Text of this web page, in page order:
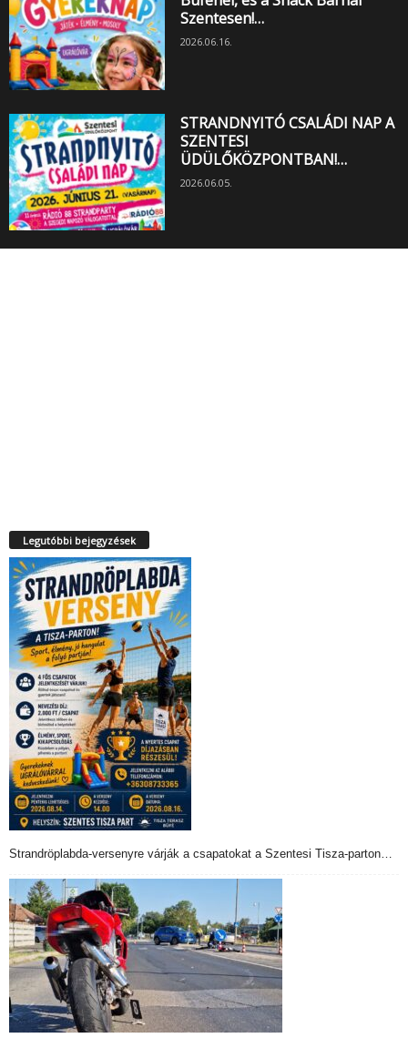
Szentesen!…
2026.06.16.
STRANDNYITÓ CSALÁDI NAP A
SZENTESI
ÜDÜLŐKÖZPONTBAN!…
2026.06.05.
Legutóbbi bejegyzések
Strandröplabda-versenyre várják a csapatokat a Szentesi Tisza-parton…